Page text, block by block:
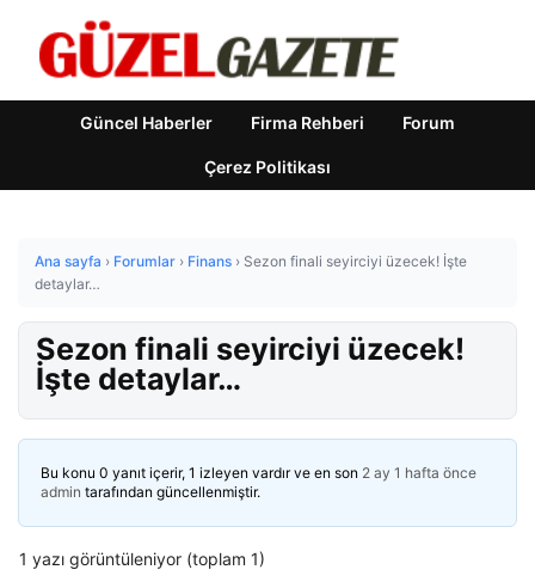
Güncel Haberler Firma Rehberi Forum
Çerez Politikası
Ana sayfa › Forumlar › Finans › Sezon finali seyirciyi üzecek! İşte
detaylar…
Sezon finali seyirciyi üzecek!
İşte detaylar…
Bu konu 0 yanıt içerir, 1 izleyen vardır ve en son 2 ay 1 hafta önce
admin tarafından güncellenmiştir.
1 yazı görüntüleniyor (toplam 1)